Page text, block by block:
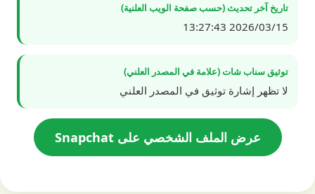
تاريخ آخر تحديث (حسب صفحة الويب العلنية)
2026/03/15 13:27:43
توثيق سناب شات (علامة في المصدر العلني)
لا تظهر إشارة توثيق في المصدر العلني
عرض الملف الشخصي على Snapchat